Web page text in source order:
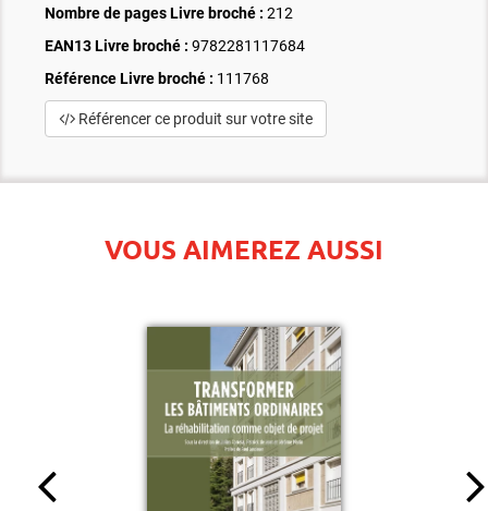
Nombre de pages Livre broché : 212
EAN13 Livre broché : 9782281117684
Référence Livre broché : 111768
Référencer ce produit sur votre site
VOUS AIMEREZ AUSSI